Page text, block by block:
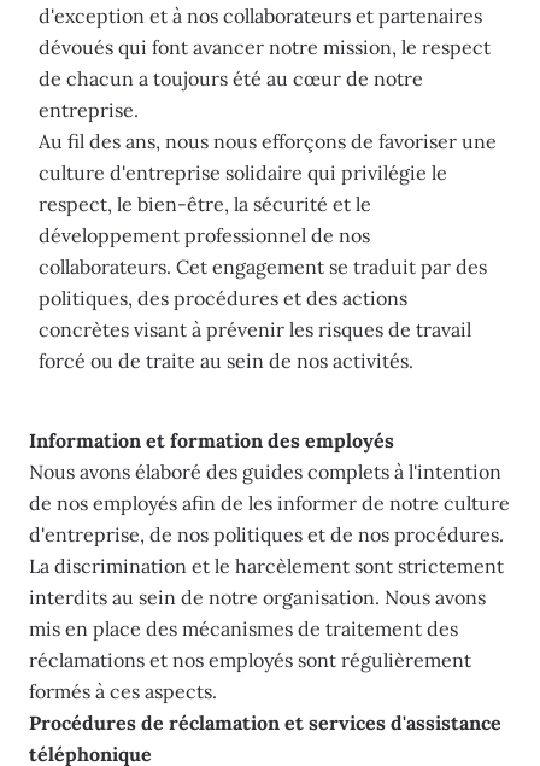
d'exception et à nos collaborateurs et partenaires
dévoués qui font avancer notre mission, le respect
de chacun a toujours été au cœur de notre
entreprise.
Au fil des ans, nous nous efforçons de favoriser une
culture d'entreprise solidaire qui privilégie le
respect, le bien-être, la sécurité et le
développement professionnel de nos
collaborateurs. Cet engagement se traduit par des
politiques, des procédures et des actions
concrètes visant à prévenir les risques de travail
forcé ou de traite au sein de nos activités.
Information et formation des employés
Nous avons élaboré des guides complets à l'intention
de nos employés afin de les informer de notre culture
d'entreprise, de nos politiques et de nos procédures.
La discrimination et le harcèlement sont strictement
interdits au sein de notre organisation. Nous avons
mis en place des mécanismes de traitement des
réclamations et nos employés sont régulièrement
formés à ces aspects.
Procédures de réclamation et services d'assistance
téléphonique